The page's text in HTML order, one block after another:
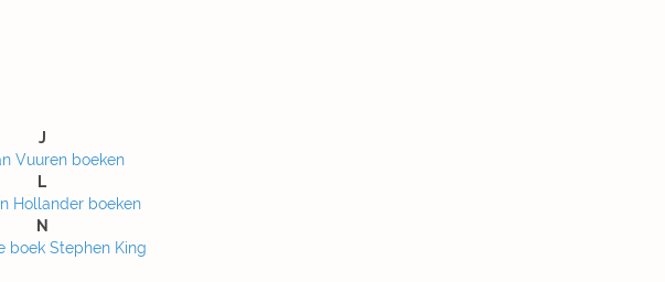
J
Vuuren boeken
L
Hollander boeken
N
boek Stephen King